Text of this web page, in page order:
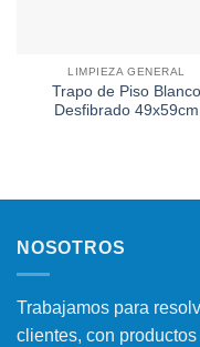
LIMPIEZA GENERAL
Trapo de Piso Blanco
Desfibrado 49x59cm
NOSOTROS
Trabajamos para
clientes, con